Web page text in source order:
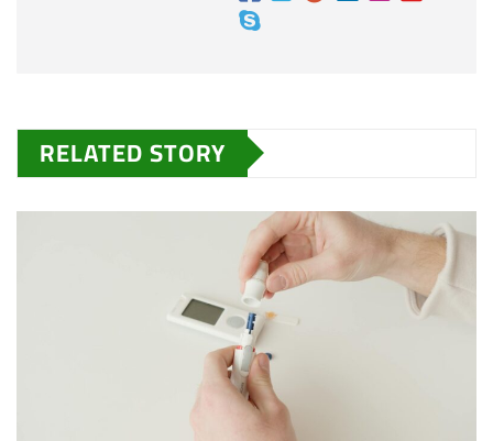
RELATED STORY